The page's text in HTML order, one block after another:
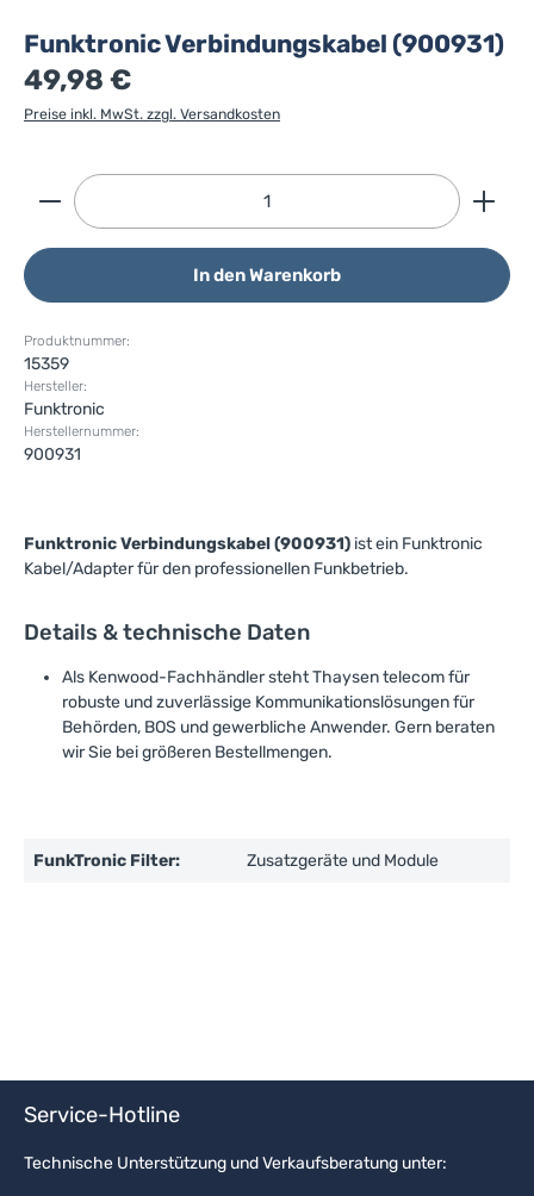
Funktronic Verbindungskabel (900931)
49,98 €
Preise inkl. MwSt. zzgl. Versandkosten
Produkt Anzahl: Gib den gewünschten Wert ein
In den Warenkorb
Produktnummer:
15359
Hersteller:
Funktronic
Herstellernummer:
900931
Funktronic Verbindungskabel (900931) ist ein Funktronic
Kabel/Adapter für den professionellen Funkbetrieb.
Details & technische Daten
Als Kenwood-Fachhändler steht Thaysen telecom für
robuste und zuverlässige Kommunikationslösungen für
Behörden, BOS und gewerbliche Anwender. Gern beraten
wir Sie bei größeren Bestellmengen.
FunkTronic Filter: Zusatzgeräte und Module
Service-Hotline
Technische Unterstützung und Verkaufsberatung unter: